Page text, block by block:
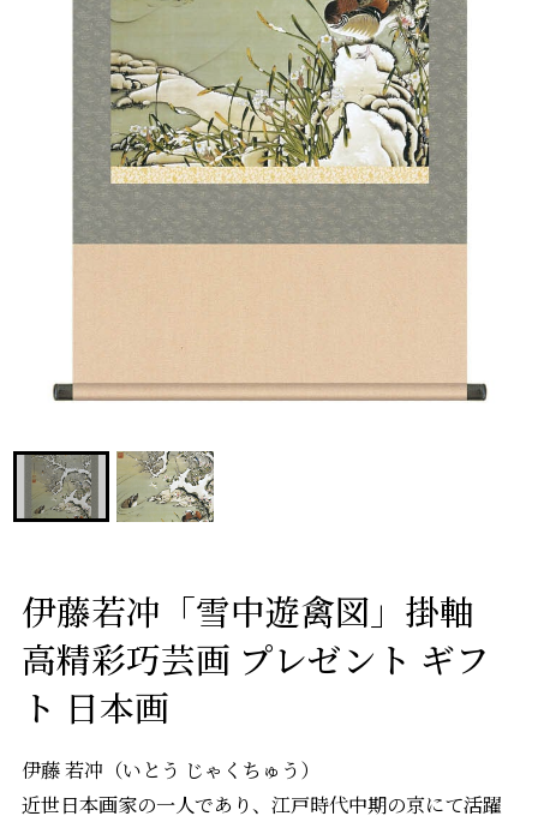
伊藤若冲「雪中遊禽図」掛軸
高精彩巧芸画 プレゼント ギフ
ト 日本画
伊藤 若冲（いとう じゃくちゅう）
近世日本画家の一人であり、江戸時代中期の京にて活躍